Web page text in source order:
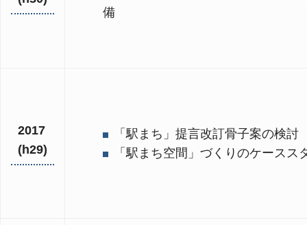
備
2017
(h29)
「駅まち」提言改訂骨子案の検討
「駅まち空間」づくりのケースス